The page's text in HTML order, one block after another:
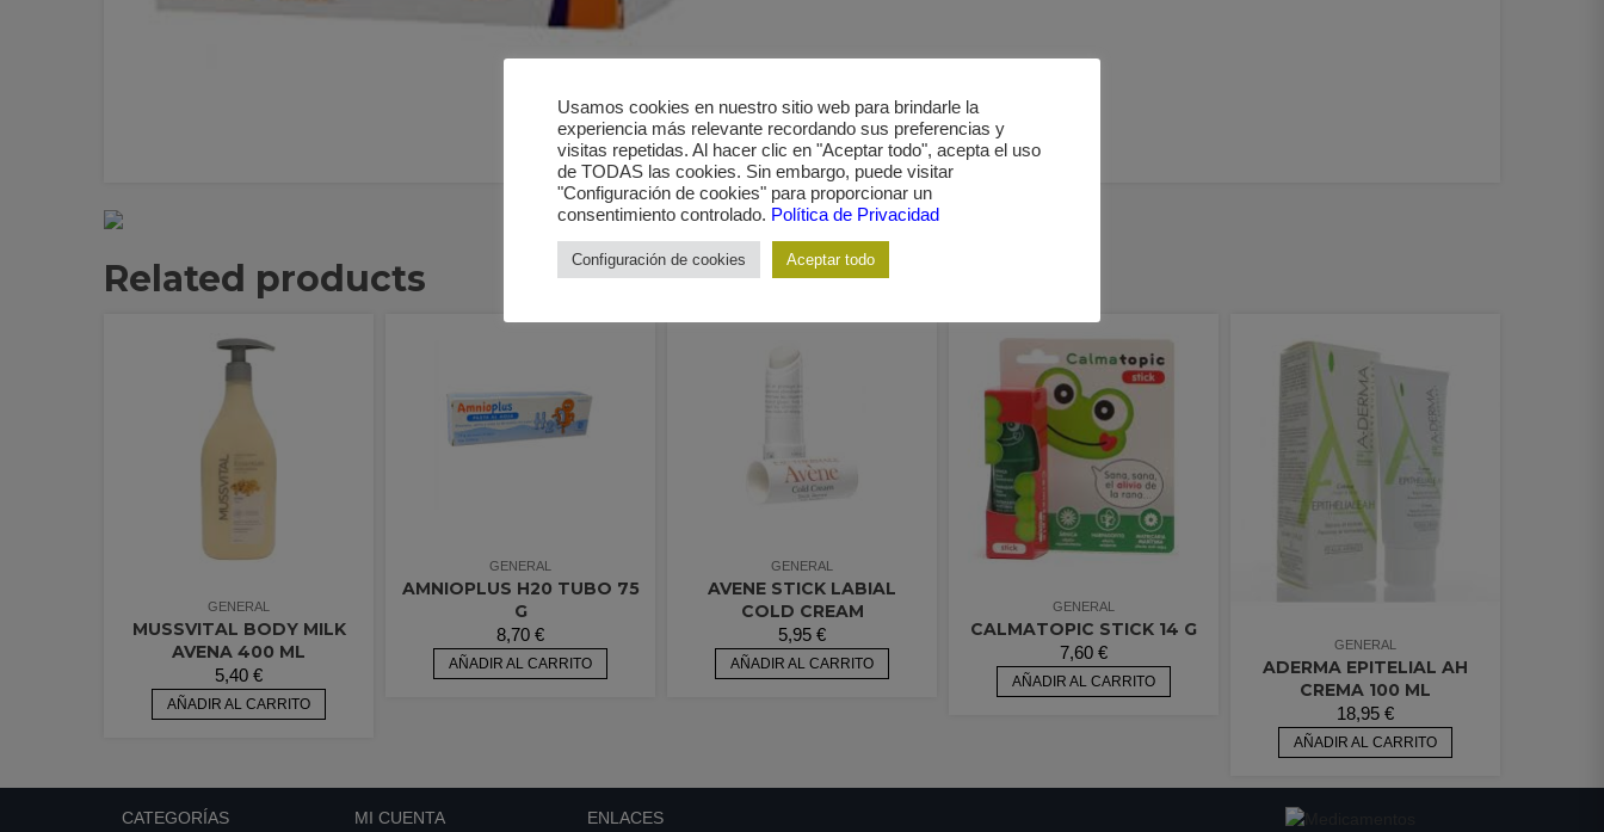
Related products
GENERAL
MUSSVITAL BODY MILK
AVENA 400 ML
5,40 €
AÑADIR AL CARRITO
GENERAL
AMNIOPLUS H20 TUBO 75
G
8,70 €
AÑADIR AL CARRITO
GENERAL
AVENE STICK LABIAL
COLD CREAM
5,95 €
AÑADIR AL CARRITO
GENERAL
CALMATOPIC STICK 14 G
7,60 €
AÑADIR AL CARRITO
GENERAL
ADERMA EPITELIAL AH
CREMA 100 ML
18,95 €
AÑADIR AL CARRITO
CATEGORÍAS MI CUENTA ENLACES
Usamos cookies en nuestro sitio web para brindarle la
experiencia más relevante recordando sus preferencias y
visitas repetidas. Al hacer clic en "Aceptar todo", acepta el uso
de TODAS las cookies. Sin embargo, puede visitar
"Configuración de cookies" para proporcionar un
consentimiento controlado. Política de Privacidad
Configuración de cookies Aceptar todo